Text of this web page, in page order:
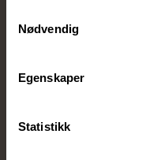
Nødvendig
Egenskaper
Statistikk